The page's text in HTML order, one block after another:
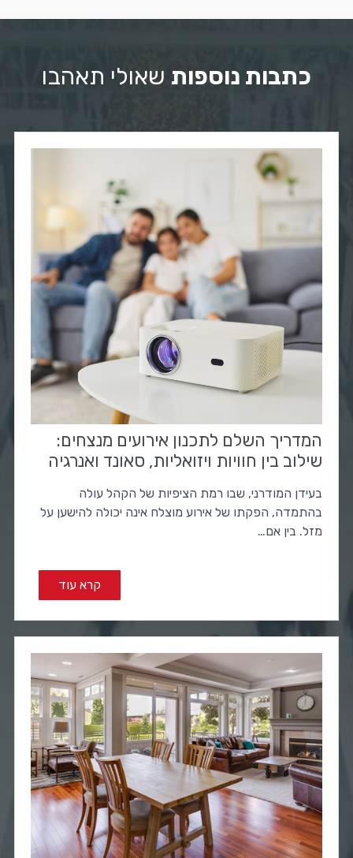
כתבות נוספות שאולי תאהבו
המדריך השלם לתכנון אירועים מנצחים:
שילוב בין חוויות ויזואליות, סאונד ואנרגיה
בעידן המודרני, שבו רמת הציפיות של הקהל עולה
בהתמדה, הפקתו של אירוע מוצלח אינה יכולה להישען על
מזל. בין אם…
קרא עוד